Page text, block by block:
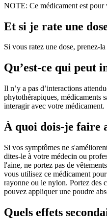
NOTE: Ce médicament est pour
Et si je rate une
Si vous ratez une dose, prenez-
Qu’est-ce qui peut
Il n’y a pas d’interactions
phytothérapiques, médicaments
interagir avec votre médicament.
À quoi dois-je faire
Si vos symptômes ne
dites-le à votre médecin ou
l'aine, ne portez pas de
vous utilisez ce médicament
rayonne ou le nylon. Portez des
pouvez appliquer une poudre
Quels effets